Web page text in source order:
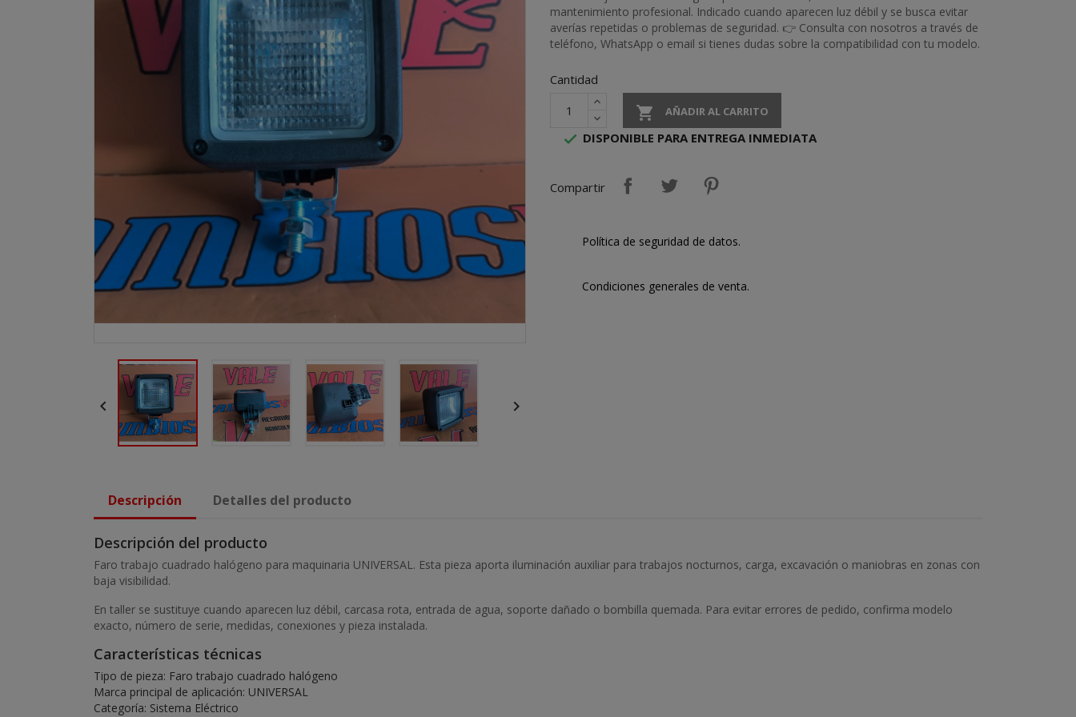
 
mantenimiento profesional. Indicado cuando aparecen luz débil y se busca evitar
averías repetidas o problemas de seguridad. 👉 Consulta con nosotros a través de
teléfono, WhatsApp o email si tienes dudas sobre la compatibilidad con tu modelo.
Cantidad
 AÑADIR AL CARRITO
 DISPONIBLE PARA ENTREGA INMEDIATA
Compartir
Política de seguridad de datos.
Condiciones generales de venta.
Descripción Detalles del producto
Descripción del producto
Faro trabajo cuadrado halógeno para maquinaria UNIVERSAL. Esta pieza aporta iluminación auxiliar para trabajos nocturnos, carga, excavación o maniobras en zonas con
baja visibilidad.
En taller se sustituye cuando aparecen luz débil, carcasa rota, entrada de agua, soporte dañado o bombilla quemada. Para evitar errores de pedido, confirma modelo
exacto, número de serie, medidas, conexiones y pieza instalada.
Características técnicas
Tipo de pieza: Faro trabajo cuadrado halógeno
Marca principal de aplicación: UNIVERSAL
Categoría: Sistema Eléctrico